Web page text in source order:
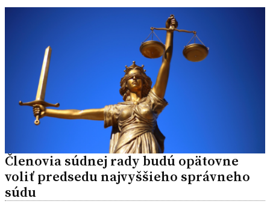
Členovia súdnej rady budú opätovne
voliť predsedu najvyššieho správneho
súdu